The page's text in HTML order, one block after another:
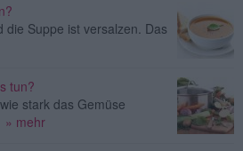
die Suppe ist versalzen. Das
tun?
stark das Gemüse
» mehr